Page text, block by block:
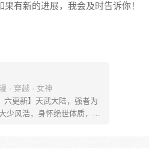
有新的进展，我会及时告诉你！
· 穿越 · 女神
六更新】天武大陆，强者为
少风浩，身怀绝世体质，却